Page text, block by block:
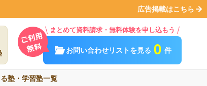
広告掲載はこちら
まとめて資料請求・無料体験を申し込もう
お問い合わせリストを見る 0 件
塾・学習塾一覧